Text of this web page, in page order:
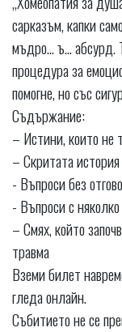
сарказъм, капки
мъдро... ъ... абсурд.
процедура за
помогне, но със
Съдържание:
– Истини, които не
– Скритата
- Въпроси без
- Въпроси с
– Смях, който
травма
Вземи билет
гледа онлайн.
Събитието не се